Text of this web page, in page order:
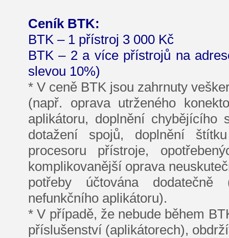
Ceník BTK:
BTK – 1 přístroj 3 000 Kč
BTK – 2 a více přístrojů na
slevou 10%)
* V ceně BTK jsou zahrnuty
(např. oprava utrženého
aplikátoru, doplnění chybějícího
dotažení spojů, doplnění
procesoru přístroje,
komplikovanější oprava
potřeby účtována dodatečně
nefunkčního aplikátoru).
* V případě, že nebude během
příslušenství (aplikátorech),